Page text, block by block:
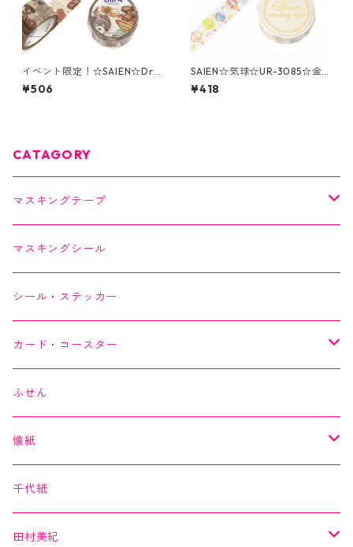
イベント限定！☆SAIEN☆Dre
aming chocolate ☆UR-1556
☆金箔・銀箔☆20ｍｍマスキ
¥506
SAIEN☆気球☆UR-3085☆金
箔☆マスキングテープ
¥418
CATAGORY
マスキングテープ
SAIEN
オリジナルシリーズ
作家シリーズ
YUNOKI
Kimono美
美MONDE
デコレーションテープ（クリアテープ）
田村美紀
クリアテープ
切子
日本の伝統美
マスキングシール
シール・ステッカー
カード・コースター
スイーツカード
YUNOKI
田村美紀
ふせん
懐紙
Kimono美
美MONDE
千代紙
田村美紀